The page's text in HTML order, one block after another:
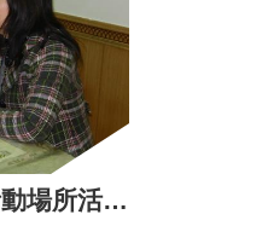
101年度4至6月里民活動場所活動花絮